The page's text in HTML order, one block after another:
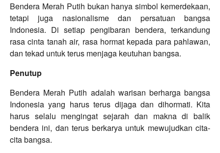
Bendera Merah Putih bukan hanya simbol kemerdekaan,
tetapi juga nasionalisme dan persatuan bangsa
Indonesia. Di setiap pengibaran bendera, terkandung
rasa cinta tanah air, rasa hormat kepada para pahlawan,
dan tekad untuk terus menjaga keutuhan bangsa.
Penutup
Bendera Merah Putih adalah warisan berharga bangsa
Indonesia yang harus terus dijaga dan dihormati. Kita
harus selalu mengingat sejarah dan makna di balik
bendera ini, dan terus berkarya untuk mewujudkan cita-
cita bangsa.